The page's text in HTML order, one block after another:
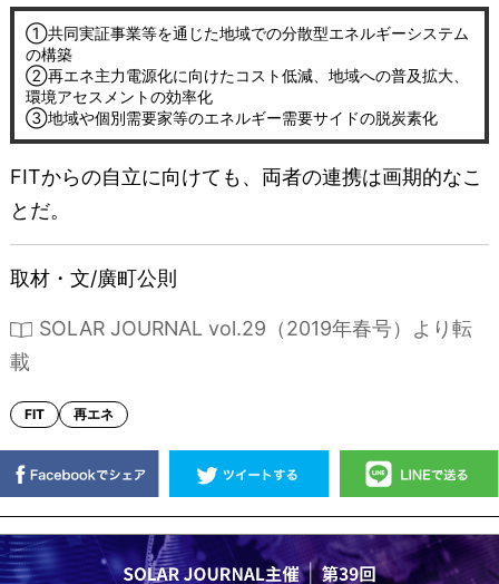
①共同実証事業等を通じた地域での分散型エネルギーシステム
の構築
②再エネ主力電源化に向けたコスト低減、地域への普及拡大、
環境アセスメントの効率化
③地域や個別需要家等のエネルギー需要サイドの脱炭素化
FITからの自立に向けても、両者の連携は画期的なこ
とだ。
取材・文/廣町公則
SOLAR JOURNAL vol.29（2019年春号）より転
載
FIT 再エネ